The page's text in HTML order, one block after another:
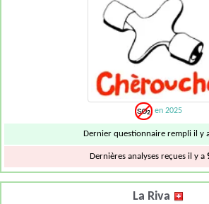
en 2025
Dernier questionnaire rempli il y
Dernières analyses reçues il y a
La Riva